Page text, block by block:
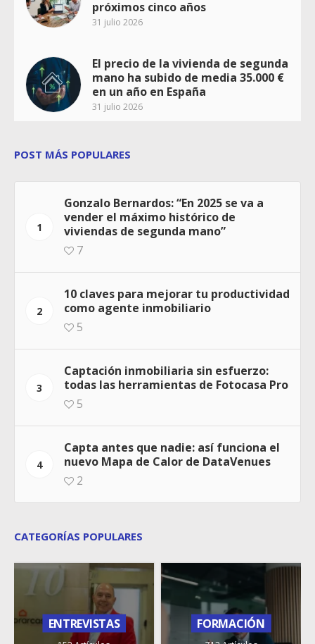
próximos cinco años
31 julio 2026
El precio de la vivienda de segunda
mano ha subido de media 35.000 €
en un año en España
31 julio 2026
POST MÁS POPULARES
1
Gonzalo Bernardos: “En 2025 se va a
vender el máximo histórico de
viviendas de segunda mano”
7
2
10 claves para mejorar tu productividad
como agente inmobiliario
5
3
Captación inmobiliaria sin esfuerzo:
todas las herramientas de Fotocasa Pro
5
4
Capta antes que nadie: así funciona el
nuevo Mapa de Calor de DataVenues
2
CATEGORÍAS POPULARES
ENTREVISTAS FORMACIÓN